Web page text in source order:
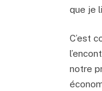
que je
C’est
notre